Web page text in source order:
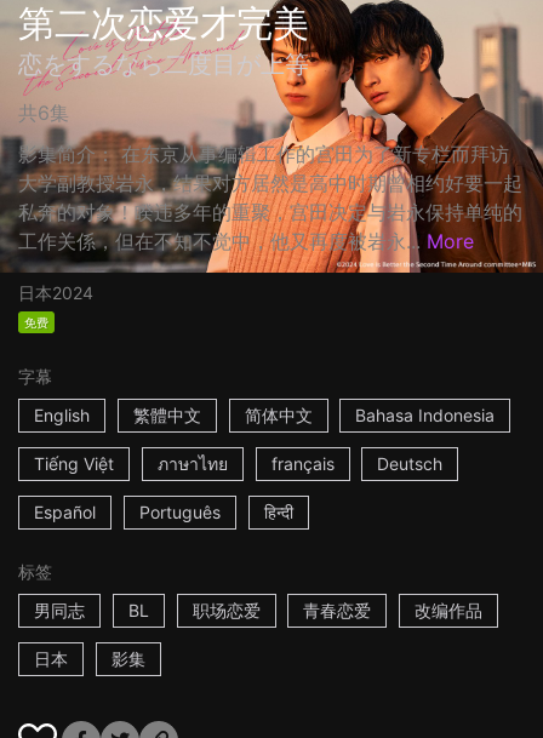
第二次恋爱才完美
恋をするなら二度目が上等
共6集
影集简介： 在东京从事编辑工作的宫田为了新专栏而拜访
大学副教授岩永，结果对方居然是高中时期曾相约好要一起
私奔的对象！睽违多年的重聚，宫田决定与岩永保持单纯的
工作关係，但在不知不觉中，他又再度被岩永... More
日本2024
免费
字幕
English
繁體中文 简体中文 Bahasa Indonesia
Tiếng Việt ภาษาไทย français Deutsch
Español Português हिन्दी
标签
男同志
BL 职场恋爱 青春恋爱 改编作品
日本 影集